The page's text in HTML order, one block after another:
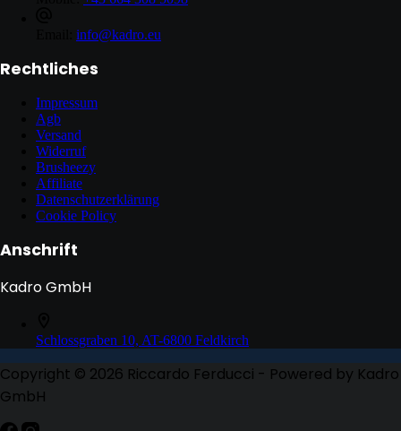
info@kadro.eu
Rechtliches
Impressum
Agb
Versand
Widerruf
Brusheezy
Affiliate
Datenschutzerklärung
Cookie Policy
Anschrift
Kadro GmbH
Schlossgraben 10, AT-6800 Feldkirch
Copyright © 2026 Riccardo Ferducci - Powered by Kadro
GmbH